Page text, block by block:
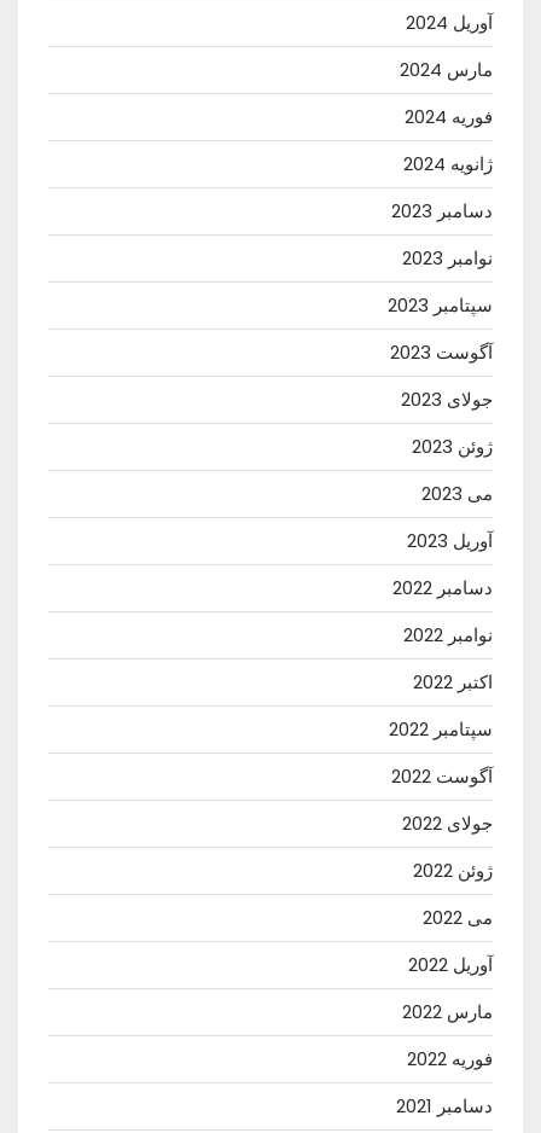
آوریل 2024
مارس 2024
فوریه 2024
ژانویه 2024
دسامبر 2023
نوامبر 2023
سپتامبر 2023
آگوست 2023
جولای 2023
ژوئن 2023
می 2023
آوریل 2023
دسامبر 2022
نوامبر 2022
اکتبر 2022
سپتامبر 2022
آگوست 2022
جولای 2022
ژوئن 2022
می 2022
آوریل 2022
مارس 2022
فوریه 2022
دسامبر 2021